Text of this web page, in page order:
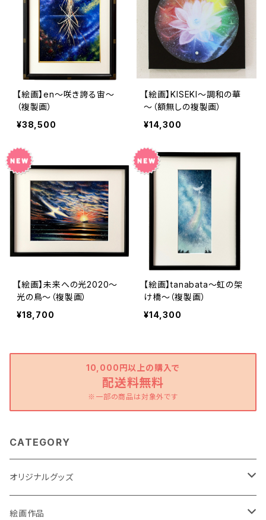
【絵画】en～咲き誇る宙～
（複製画）
¥38,500
【絵画】KISEKI～調和の華
～（額無しの複製画）
¥14,300
【絵画】未来への光2020～
光の鳥～（複製画）
¥18,700
【絵画】tanabata～虹の架
け橋～（複製画）
¥14,300
10,000円以上の購入で
配送料無料
※一部の商品は対象外です
CATEGORY
オリジナルグッズ
ポストカード
絵画作品